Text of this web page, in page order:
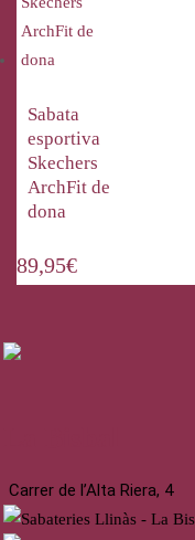
Sabata
esportiva
Skechers
ArchFit de
dona
89,95€
Carrer de l’Alta Riera, 4